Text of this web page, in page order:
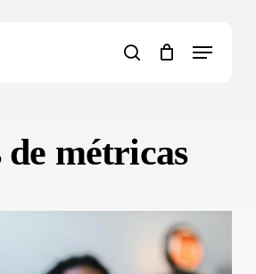
search
Menu
métricas